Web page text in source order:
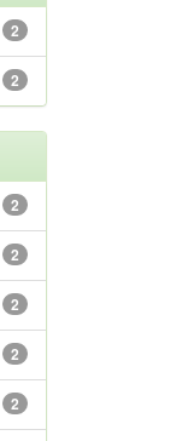
2
2
2
2
2
2
2